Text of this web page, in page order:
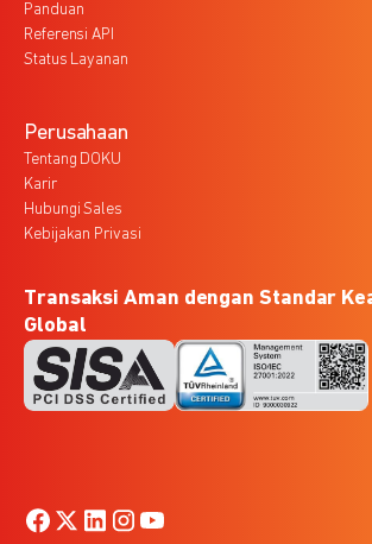
Panduan
Referensi API
Status Layanan
Perusahaan
Tentang DOKU
Karir
Hubungi Sales
Kebijakan Privasi
Transaksi Aman dengan Standar
Global